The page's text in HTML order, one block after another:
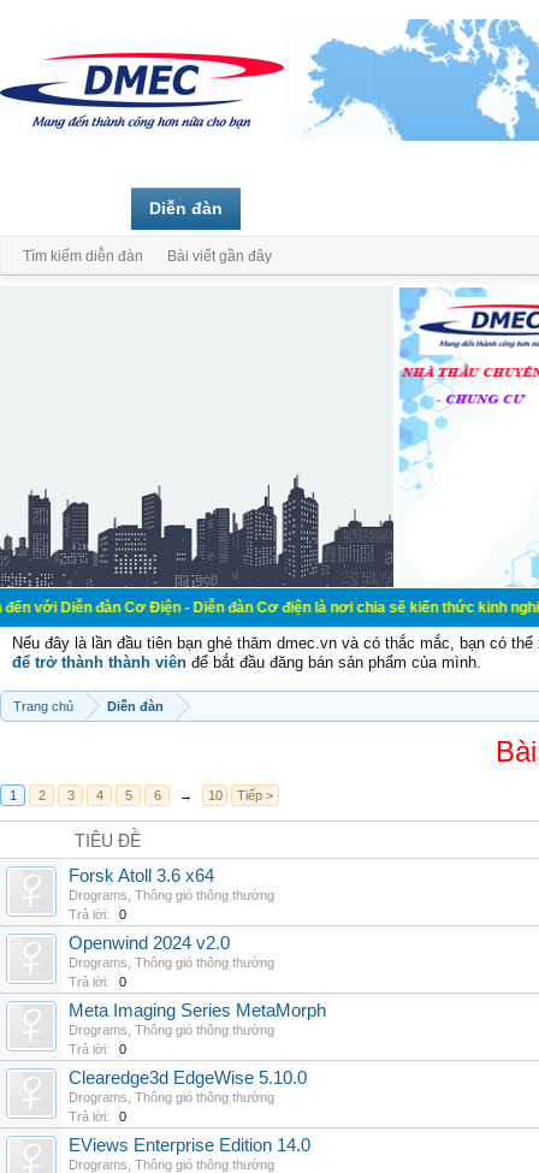
đàn Cơ Điện - Diễn đàn Cơ điện là nơi chia sẽ kiến thức kinh nghiệm
Nếu đây là lần đầu tiên bạn ghé thăm dmec.vn và có thắc mắc, bạn có
để trở thành thành viên để bắt đầu đăng bán sản phẩm của mình.
Trang chủ Diễn đàn
1 2 3 4 5 6 → 10 Tiếp >
TIÊU ĐỀ
Forsk Atoll 3.6 x64
Drograms Thông gió thông thường
Trả lời:
0
Openwind 2024 v2.0
Drograms Thông gió thông thường
Trả lời:
0
Meta Imaging Series MetaMorph
Drograms Thông gió thông thường
Trả lời:
0
Clearedge3d EdgeWise 5.10.0
Drograms Thông gió thông thường
Trả lời:
0
EViews Enterprise Edition 14.0
Drograms Thông gió thông thường
Diễn đàn
Tìm kiếm diễn đàn Bài viết gần đây